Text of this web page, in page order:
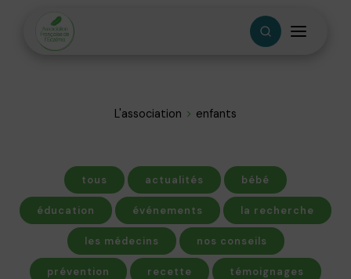
L'association enfants
tous actualités bébé
éducation événements la recherche
les médecins nos conseils
prévention recette témoignages